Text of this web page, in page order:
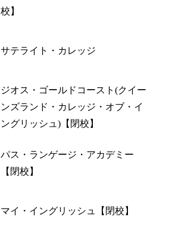
校】
サテライト・カレッジ
ジオス・ゴールドコースト(クイー
ンズランド・カレッジ・オブ・イ
ングリッシュ)【閉校】
パス・ランゲージ・アカデミー
【閉校】
マイ・イングリッシュ【閉校】